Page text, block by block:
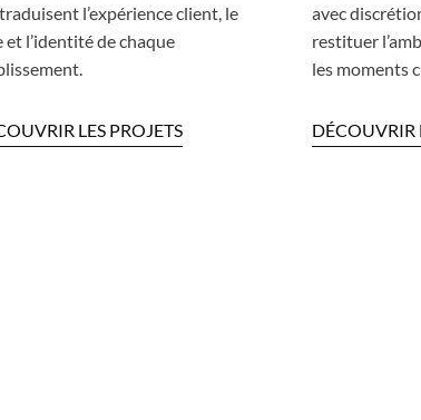
l’expérience client, le
et l’identité de chaque
LES PROJETS
avec
restituer
les moments
DÉCOUVRIR